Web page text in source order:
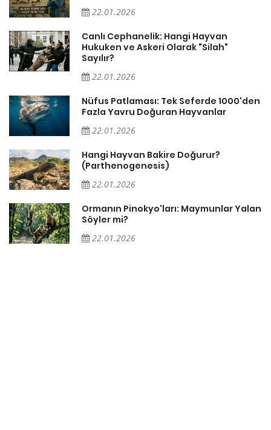
22.01.2026
Canlı Cephanelik: Hangi Hayvan
Hukuken ve Askeri Olarak "Silah"
Sayılır?
22.01.2026
Nüfus Patlaması: Tek Seferde 1000'den
Fazla Yavru Doğuran Hayvanlar
22.01.2026
Hangi Hayvan Bakire Doğurur?
(Parthenogenesis)
22.01.2026
Ormanın Pinokyo'ları: Maymunlar Yalan
Söyler mi?
22.01.2026